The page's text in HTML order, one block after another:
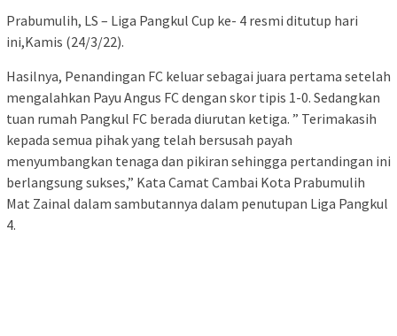
Prabumulih, LS – Liga Pangkul Cup ke- 4 resmi ditutup hari
ini,Kamis (24/3/22).
Hasilnya, Penandingan FC keluar sebagai juara pertama setelah
mengalahkan Payu Angus FC dengan skor tipis 1-0. Sedangkan
tuan rumah Pangkul FC berada diurutan ketiga. ” Terimakasih
kepada semua pihak yang telah bersusah payah
menyumbangkan tenaga dan pikiran sehingga pertandingan ini
berlangsung sukses,” Kata Camat Cambai Kota Prabumulih
Mat Zainal dalam sambutannya dalam penutupan Liga Pangkul
4.